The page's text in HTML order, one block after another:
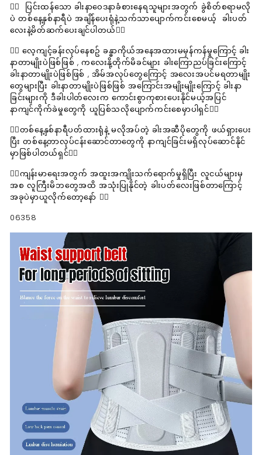
💁‍♀️ ပြင်းထန်သော ခါးနာဝေဒနာခံစားနေရသူများအတွက် ခွဲစိတ်စရာမလို
ပဲ တစ်နေ့နှစ်နာရီပဲ အချိန်ပေးရုံနဲ့သက်သာပျောက်ကင်းစေမယ့် ခါးပတ်
လေးနဲ့မိတ်ဆက်ပေးချင်ပါတယ်💁‍♀️
💁‍♀️ လေ့ကျင့်ခန်းလုပ်နေစဥ် ခန္ဓာကိုယ်အနေအထားမမှန်ကန်မှုကြောင့် ခါး
နာတာမျိုးပဲဖြစ်ဖြစ် , ကလေးနို့တိုက်မိခင်များ ခါးကြောညပ်ခြင်းကြောင့်
ခါးနာတာမျိုးပဲဖြစ်ဖြစ် , အိမ်အလုပ်တွေကြောင့် အလေးအပင်မရတာမျိုး
တွေများပြီး ခါးနာတာမျိုးပဲဖြစ်ဖြစ် အကြောင်းအမျိုးမျိုးကြောင့် ခါးနာ
ခြင်းများကို ဒီခါးပါတ်လေးက ကောင်းစွာကုစားပေးနိုင်မယ့်အပြင်
နာကျင်ကိုက်ခဲမှုတွေကို ယူပြစ်သလိုပျောက်ကင်းစေမှာပါရှင်💁‍♀️
💁‍♀️တစ်နေ့နှစ်နာရီပတ်ထားရုံနဲ့ မလိုအပ်တဲ့ ခါးအဆီပိုတွေကို ဖယ်ရှားပေး
ပြီး တစ်နေ့တာလုပ်ငန်းဆောင်တာတွေကို နာကျင်ခြင်းမရှိလုပ်ဆောင်နိုင်
မှာဖြစ်ပါတယ်ရှင်💁‍♀️
💁‍♀️ကျန်းမာရေးအတွက် အထူးအကျိုးသက်ရောက်မှုရှိပြီး လူငယ်များမှ
အစ လူကြီးမိဘတွေအထိ အသုံးပြုနိုင်တဲ့ ခါးပတ်လေးဖြစ်တာကြောင့်
အခုပဲမှာယူလိုက်တော့နော် 💁‍♀️
06358